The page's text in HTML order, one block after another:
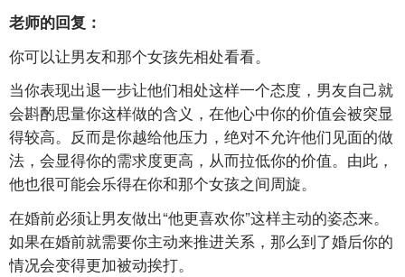
老师的回复：
你可以让男友和那个女孩先相处看看。
当你表现出退一步让他们相处这样一个态度，男友自己就
会斟酌思量你这样做的含义，在他心中你的价值会被突显
得较高。反而是你越给他压力，绝对不允许他们见面的做
法，会显得你的需求度更高，从而拉低你的价值。由此，
他也很可能会乐得在你和那个女孩之间周旋。
在婚前必须让男友做出“他更喜欢你”这样主动的姿态来。
如果在婚前就需要你主动来推进关系，那么到了婚后你的
情况会变得更加被动挨打。